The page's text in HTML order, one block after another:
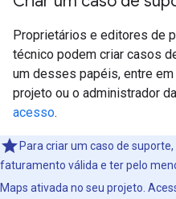
Proprietários e editores de
técnico podem criar casos
um desses papéis, entre
projeto ou o administrador
acesso.
Para criar um caso de
faturamento válida e ter pelo
Maps ativada no seu projeto.